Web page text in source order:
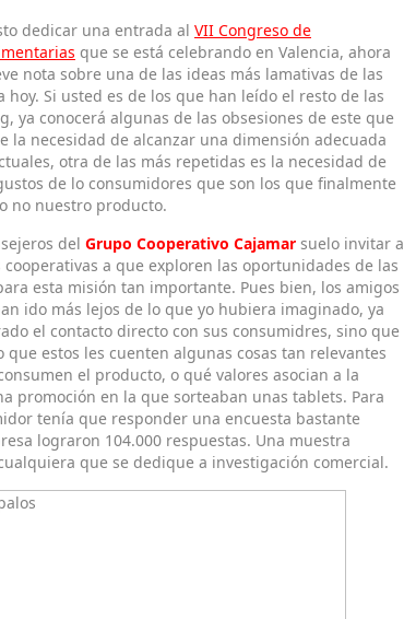
dedicar una entrada al VII Congreso de
que se está celebrando en Valencia, ahora
nota sobre una de las ideas más lamativas de las
hoy. Si usted es de los que han leído el resto de las
ya conocerá algunas de las obsesiones de este que
la necesidad de alcanzar una dimensión adecuada
otra de las más repetidas es la necesidad de
de lo consumidores que son los que finalmente
no nuestro producto.
del Grupo Cooperativo Cajamar suelo invitar a
cooperativas a que exploren las oportunidades de las
esta misión tan importante. Pues bien, los amigos
ido más lejos de lo que yo hubiera imaginado, ya
el contacto directo con sus consumidres, sino que
estos les cuenten algunas cosas tan relevantes
el producto, o qué valores asocian a la
promoción en la que sorteaban unas tablets. Para
tenía que responder una encuesta bastante
lograron 104.000 respuestas. Una muestra
que se dedique a investigación comercial.